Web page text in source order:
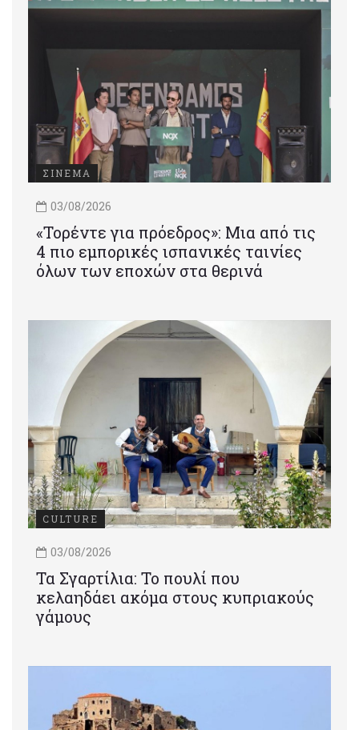
ΣΙΝΕΜΑ
03/08/2026
«Τορέντε για πρόεδρος»: Mια από τις
4 πιο εμπορικές ισπανικές ταινίες
όλων των εποχών στα θερινά
CULTURE
03/08/2026
Τα Σγαρτίλια: Το πουλί που
κελαηδάει ακόμα στους κυπριακούς
γάμους